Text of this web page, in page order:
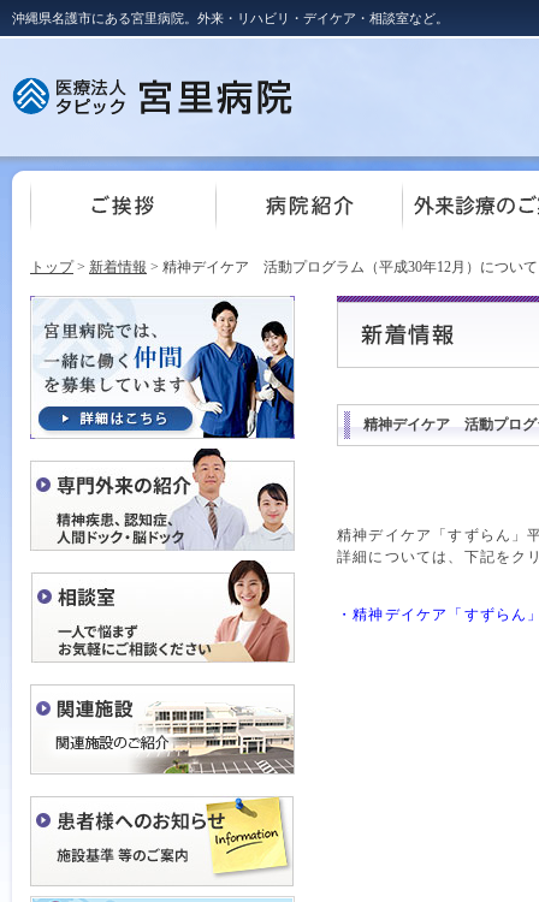
沖縄県名護市にある宮里病院。外来・リハビリ・デイケア・相談室など。
トップ> 新着情報 > 精神デイケア 活動プログラム（平成30年12月）について
精神デイケア 活動プログ
精神デイケア「すずらん」
詳細については、下記をク
・精神デイケア「すずらん